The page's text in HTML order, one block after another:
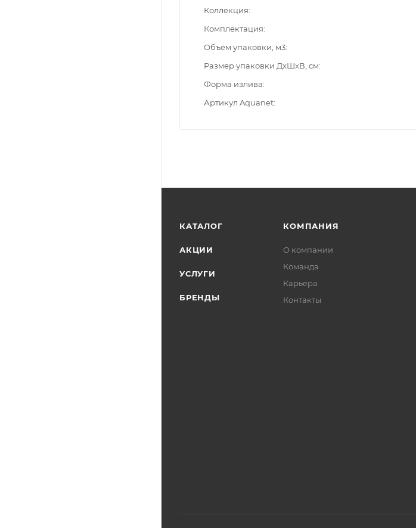
Коллекция
Комплектация
Объём упаковки, м3
Размер упаковки ДxШxВ, см
Форма излива
Артикул Aquanet
КАТАЛОГ
АКЦИИ
УСЛУГИ
БРЕНДЫ
КОМПАНИЯ
О компании
Команда
Карьера
Контакты